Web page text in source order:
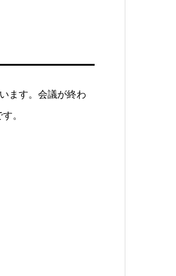
ます。会議が終わ
。